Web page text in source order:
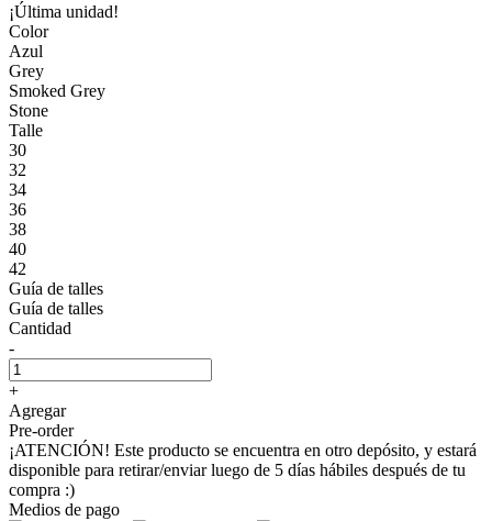
¡Última unidad!
Color
Azul
Grey
Smoked Grey
Stone
Talle
30
32
34
36
38
40
42
Guía de talles
Guía de talles
Cantidad
-
+
Agregar
Pre-order
¡ATENCIÓN! Este producto se encuentra en otro depósito, y estará
disponible para retirar/enviar luego de 5 días hábiles después de tu
compra :)
Medios de pago